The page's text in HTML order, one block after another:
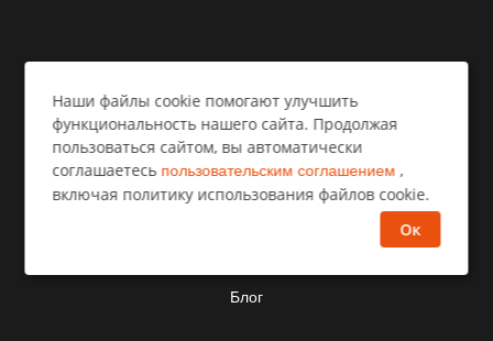
О нас
Блог
Наши файлы cookie помогают улучшить
функциональность нашего сайта. Продолжая
пользоваться сайтом, вы автоматически
соглашаетесь пользовательским соглашением ,
включая политику использования файлов cookie.
Ок